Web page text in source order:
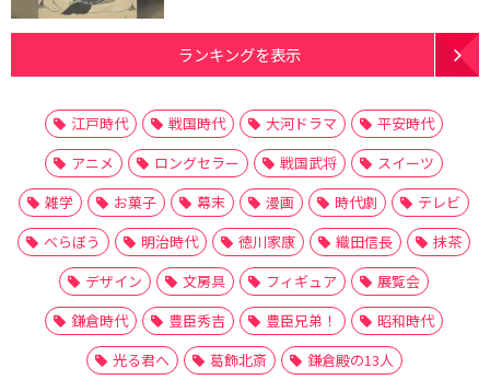
ランキングを表示
江戸時代 戦国時代 大河ドラマ
平安時代
アニメ
ロングセラー 戦国武将
スイーツ
雑学
お菓子 幕末 漫画 時代劇
テレビ
べらぼう
明治時代 徳川家康 織田信長
抹茶
デザイン
文房具 フィギュア
展覧会
鎌倉時代
豊臣秀吉 豊臣兄弟！
昭和時代
光る君へ
葛飾北斎 鎌倉殿の13人